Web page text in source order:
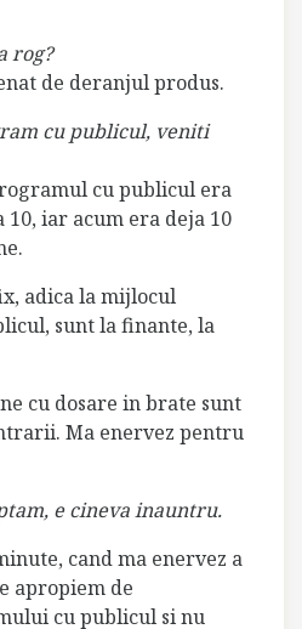
rog?
de deranjul produs.
cu publicul, veniti
cu publicul era
10, iar acum era deja 10
adica la mijlocul
sunt la finante, la
cu dosare in brate sunt
Ma enervez pentru
e cineva inauntru.
cand ma enervez a
apropiem de
cu publicul si nu